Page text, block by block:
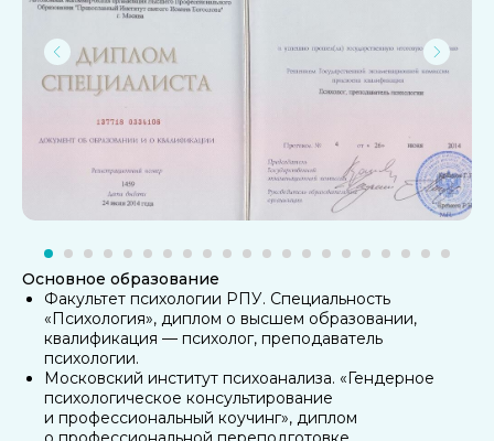
Основное образование
Факультет психологии РПУ. Специальность
«Психология», диплом о высшем образовании,
квалификация — психолог, преподаватель
психологии.
Московский институт психоанализа. «Гендерное
психологическое консультирование
и профессиональный коучинг», диплом